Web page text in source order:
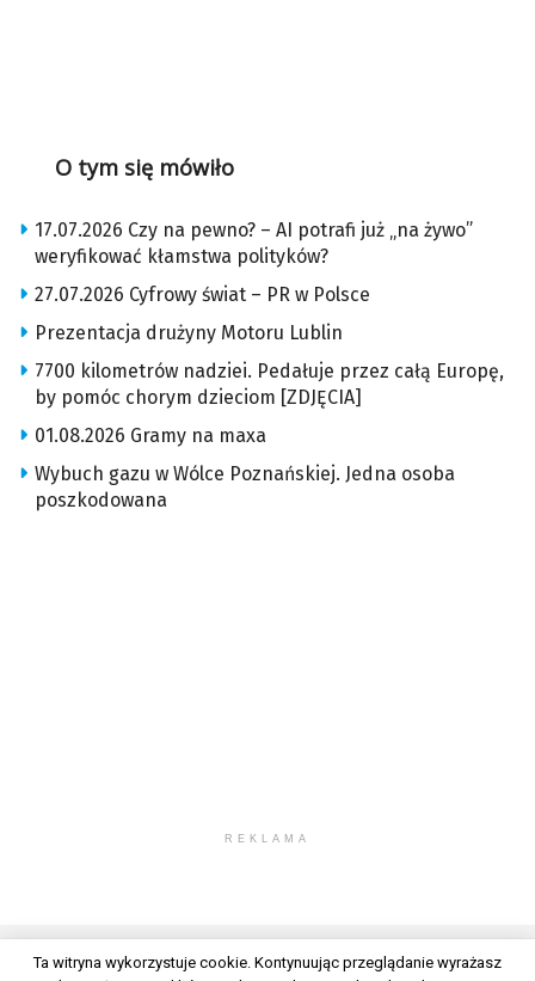
O tym się mówiło
17.07.2026 Czy na pewno? – AI potrafi już „na żywo”
weryfikować kłamstwa polityków?
27.07.2026 Cyfrowy świat – PR w Polsce
Prezentacja drużyny Motoru Lublin
7700 kilometrów nadziei. Pedałuje przez całą Europę,
by pomóc chorym dzieciom [ZDJĘCIA]
01.08.2026 Gramy na maxa
Wybuch gazu w Wólce Poznańskiej. Jedna osoba
poszkodowana
REKLAMA
Ta witryna wykorzystuje cookie. Kontynuując przeglądanie wyrażasz